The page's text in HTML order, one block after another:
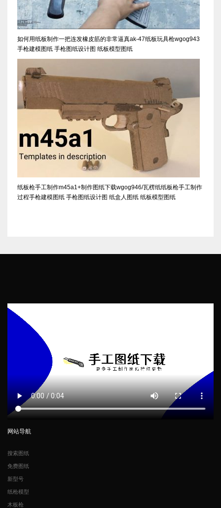
如何用纸板制作一把连发橡皮筋的非常逼真ak-47纸板玩具枪wgog943
手枪建模图纸 手枪图纸设计图 纸板模型图纸
纸板枪手工制作m45a1+制作图纸下载wgog946/瓦楞纸纸板枪手工制作
过程手枪建模图纸 手枪图纸设计图 纸盒人图纸 纸板模型图纸
网站导航
搜索图纸
免费图纸
新型号
纸枪模型
木板枪